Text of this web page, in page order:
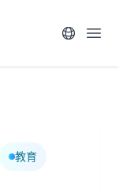
打开
教育